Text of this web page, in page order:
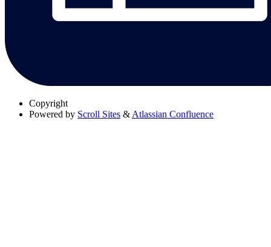
Copyright
Powered by Scroll Sites & Atlassian Confluence